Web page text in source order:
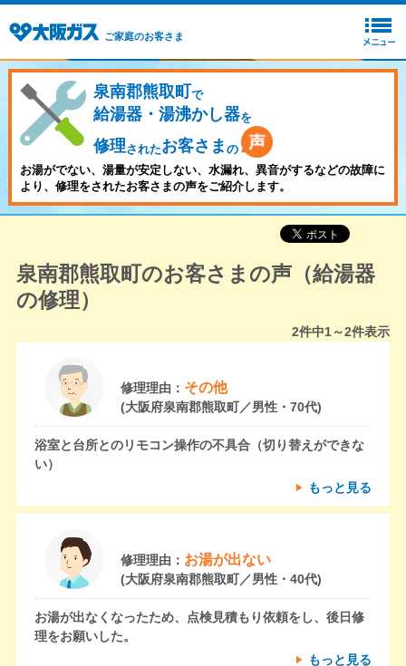
ご家庭のお客さま
泉南郡熊取町で
給湯器・湯沸かし器を
修理されたお客さま の
お湯がでない、湯量が安定しない、水漏れ、異音がするなどの故障に
より、修理をされたお客さまの声をご紹介します。
泉南郡熊取町のお客さまの声（給湯器
の修理）
2件中1～2件表示
修理理由： その他
(大阪府泉南郡熊取町／男性・70代)
浴室と台所とのリモコン操作の不具合（切り替えができな
い）
もっと見る
修理理由： お湯が出ない
(大阪府泉南郡熊取町／男性・40代)
お湯が出なくなったため、点検見積もり依頼をし、後日修
理をお願いした。
もっと見る